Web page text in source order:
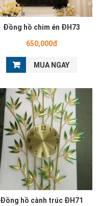
Đồng hồ chim én ĐH73
650,000đ
MUA NGAY
Đồng hồ cành trúc ĐH71